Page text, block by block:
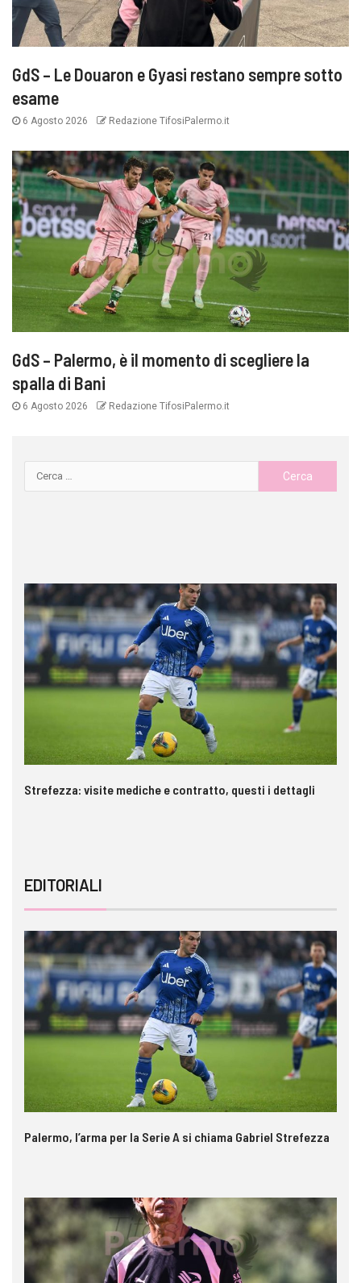
GdS – Le Douaron e Gyasi restano sempre sotto
esame
6 Agosto 2026 Redazione TifosiPalermo.it
GdS – Palermo, è il momento di scegliere la
spalla di Bani
6 Agosto 2026 Redazione TifosiPalermo.it
Strefezza: visite mediche e contratto, questi i dettagli
EDITORIALI
Palermo, l’arma per la Serie A si chiama Gabriel Strefezza